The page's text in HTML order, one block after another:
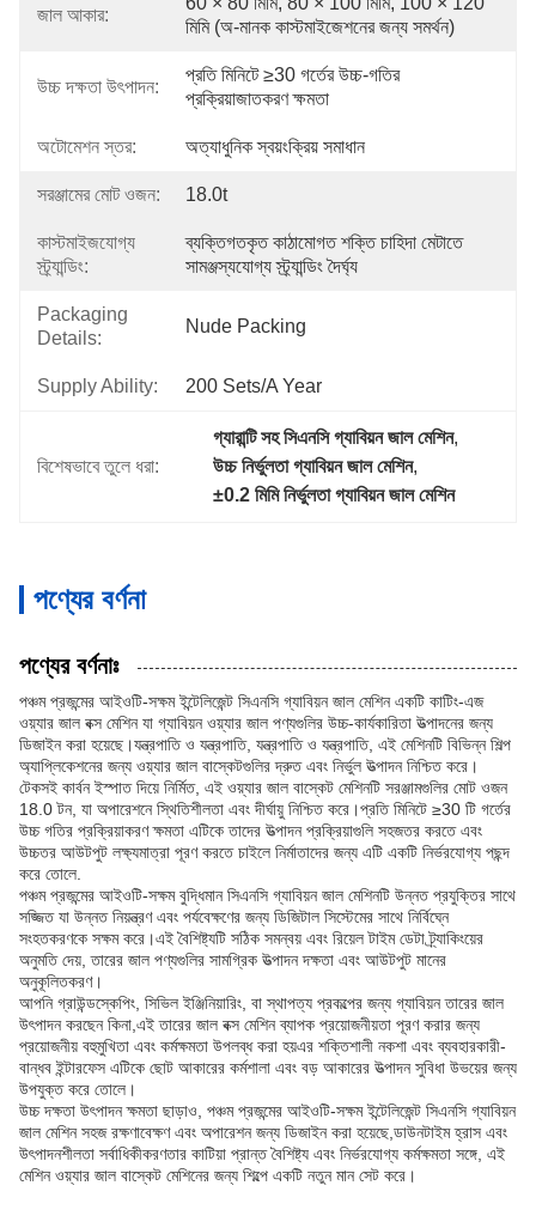
জাল আকার:
মিমি (অ-মানক কাস্টমাইজেশনের জন্য সমর্থন)
উচ্চ দক্ষতা উৎপাদন:
প্রতি মিনিটে ≥30 গর্তের উচ্চ-গতির
প্রক্রিয়াজাতকরণ ক্ষমতা
অটোমেশন স্তর: অত্যাধুনিক স্বয়ংক্রিয় সমাধান
সরঞ্জামের মোট ওজন: 18.0t
কাস্টমাইজযোগ্য
স্ট্র্যান্ডিং:
ব্যক্তিগতকৃত কাঠামোগত শক্তি চাহিদা মেটাতে
সামঞ্জস্যযোগ্য স্ট্র্যান্ডিং দৈর্ঘ্য
Packaging
Details:
Nude Packing
Supply Ability: 200 Sets/a Year
বিশেষভাবে তুলে ধরা:
গ্যারান্টি সহ সিএনসি গ্যাবিয়ন জাল মেশিন,
উচ্চ নির্ভুলতা গ্যাবিয়ন জাল মেশিন,
±0.2 মিমি নির্ভুলতা গ্যাবিয়ন জাল মেশিন
পণ্যের বর্ণনা
পণ্যের বর্ণনাঃ
পঞ্চম প্রজন্মের আইওটি-সক্ষম ইন্টেলিজেন্ট সিএনসি গ্যাবিয়ন জাল মেশিন একটি কাটিং-এজ
ওয়্যার জাল বক্স মেশিন যা গ্যাবিয়ন ওয়্যার জাল পণ্যগুলির উচ্চ-কার্যকারিতা উত্পাদনের জন্য
ডিজাইন করা হয়েছে।যন্ত্রপাতি ও যন্ত্রপাতি, যন্ত্রপাতি ও যন্ত্রপাতি, এই মেশিনটি বিভিন্ন শিল্প
অ্যাপ্লিকেশনের জন্য ওয়্যার জাল বাস্কেটগুলির দ্রুত এবং নির্ভুল উত্পাদন নিশ্চিত করে।
টেকসই কার্বন ইস্পাত দিয়ে নির্মিত, এই ওয়্যার জাল বাস্কেট মেশিনটি সরঞ্জামগুলির মোট ওজন
18.0 টন, যা অপারেশনে স্থিতিশীলতা এবং দীর্ঘায়ু নিশ্চিত করে।প্রতি মিনিটে ≥30 টি গর্তের
উচ্চ গতির প্রক্রিয়াকরণ ক্ষমতা এটিকে তাদের উত্পাদন প্রক্রিয়াগুলি সহজতর করতে এবং
উচ্চতর আউটপুট লক্ষ্যমাত্রা পূরণ করতে চাইলে নির্মাতাদের জন্য এটি একটি নির্ভরযোগ্য পছন্দ
করে তোলে.
পঞ্চম প্রজন্মের আইওটি-সক্ষম বুদ্ধিমান সিএনসি গ্যাবিয়ন জাল মেশিনটি উন্নত প্রযুক্তির সাথে
সজ্জিত যা উন্নত নিয়ন্ত্রণ এবং পর্যবেক্ষণের জন্য ডিজিটাল সিস্টেমের সাথে নির্বিঘ্নে
সংহতকরণকে সক্ষম করে।এই বৈশিষ্ট্যটি সঠিক সমন্বয় এবং রিয়েল টাইম ডেটা ট্র্যাকিংয়ের
অনুমতি দেয়, তারের জাল পণ্যগুলির সামগ্রিক উত্পাদন দক্ষতা এবং আউটপুট মানের
অনুকূলিতকরণ।
আপনি গ্রাউন্ডস্কেপিং, সিভিল ইঞ্জিনিয়ারিং, বা স্থাপত্য প্রকল্পের জন্য গ্যাবিয়ন তারের জাল
উৎপাদন করছেন কিনা,এই তারের জাল বক্স মেশিন ব্যাপক প্রয়োজনীয়তা পূরণ করার জন্য
প্রয়োজনীয় বহুমুখিতা এবং কর্মক্ষমতা উপলব্ধ করা হয়এর শক্তিশালী নকশা এবং ব্যবহারকারী-
বান্ধব ইন্টারফেস এটিকে ছোট আকারের কর্মশালা এবং বড় আকারের উত্পাদন সুবিধা উভয়ের জন্য
উপযুক্ত করে তোলে।
উচ্চ দক্ষতা উৎপাদন ক্ষমতা ছাড়াও, পঞ্চম প্রজন্মের আইওটি-সক্ষম ইন্টেলিজেন্ট সিএনসি গ্যাবিয়ন
জাল মেশিন সহজ রক্ষণাবেক্ষণ এবং অপারেশন জন্য ডিজাইন করা হয়েছে,ডাউনটাইম হ্রাস এবং
উৎপাদনশীলতা সর্বাধিকীকরণতার কাটিয়া প্রান্ত বৈশিষ্ট্য এবং নির্ভরযোগ্য কর্মক্ষমতা সঙ্গে, এই
মেশিন ওয়্যার জাল বাস্কেট মেশিনের জন্য শিল্পে একটি নতুন মান সেট করে।